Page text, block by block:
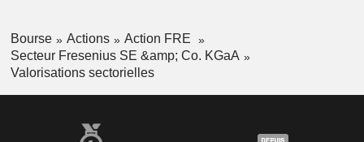
Bourse Actions
Action FRE
Secteur Fresenius SE &amp; Co. KGaA
Valorisations sectorielles